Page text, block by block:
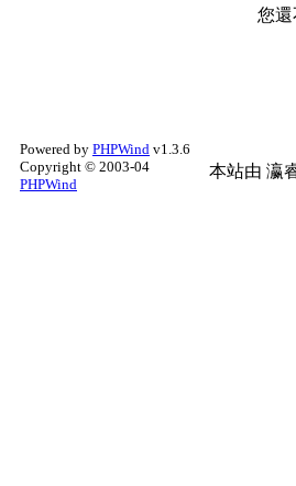
您
Powered by PHPWind v1.3.6
Copyright © 2003-04
PHPWind
本站由 瀛